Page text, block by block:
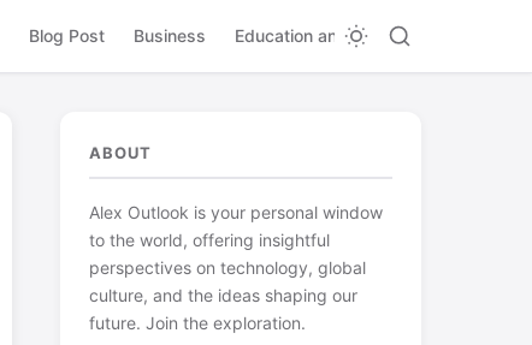
Blog Post Business Education and Learning
ABOUT
Alex Outlook is your personal window
to the world, offering insightful
perspectives on technology, global
culture, and the ideas shaping our
future. Join the exploration.